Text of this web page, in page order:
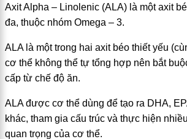
Axit Alpha – Linolenic (ALA) là một axit
đa, thuộc nhóm Omega – 3.
ALA là một trong hai axit béo thiết yếu
cơ thể không thể tự tổng hợp nên bắt
cấp từ chế độ ăn.
ALA được cơ thể dùng để tạo ra DHA,
khác, tham gia cấu trúc và thực hiện
quan trọng của cơ thể.